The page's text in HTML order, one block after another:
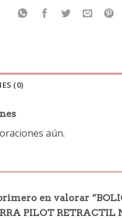
(0)
aún.
en valorar
PILOT RETRACTIL